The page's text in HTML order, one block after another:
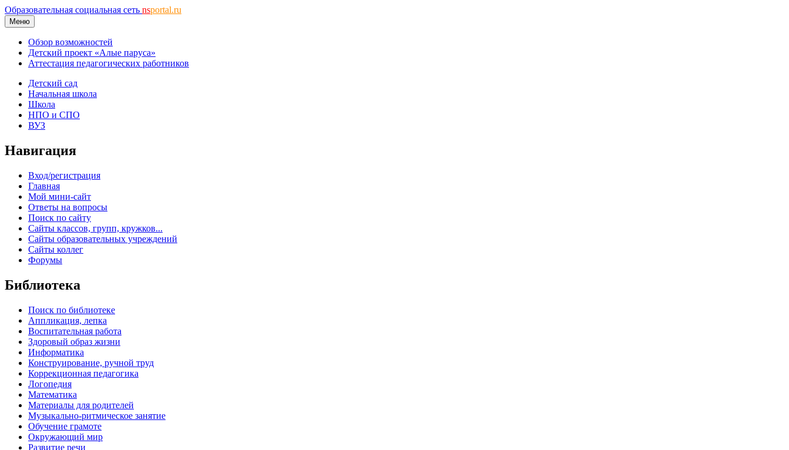
Образовательная социальная сеть nsportal.ru
Меню
Обзор возможностей
Детский проект «Алые паруса»
Аттестация педагогических работников
Детский сад
Начальная школа
Школа
НПО и СПО
ВУЗ
Навигация
Вход/регистрация
Главная
Мой мини-сайт
Ответы на вопросы
Поиск по сайту
Сайты классов, групп, кружков...
Сайты образовательных учреждений
Сайты коллег
Форумы
Библиотека
Поиск по библиотеке
Аппликация, лепка
Воспитательная работа
Здоровый образ жизни
Информатика
Конструирование, ручной труд
Коррекционная педагогика
Логопедия
Математика
Материалы для родителей
Музыкально-ритмическое занятие
Обучение грамоте
Окружающий мир
Развитие речи